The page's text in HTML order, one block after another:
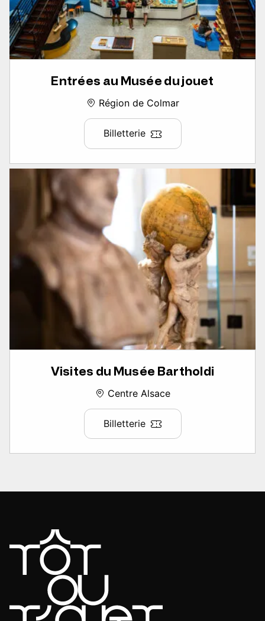
Entrées au Musée du jouet
Région de Colmar
Billetterie
Visites du Musée Bartholdi
Centre Alsace
Billetterie